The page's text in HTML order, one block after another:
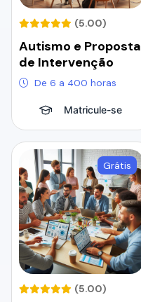
(5.00)
Autismo e Proposta
de Intervenção
De 6 a 400 horas
Matricule-se
Grátis
(5.00)